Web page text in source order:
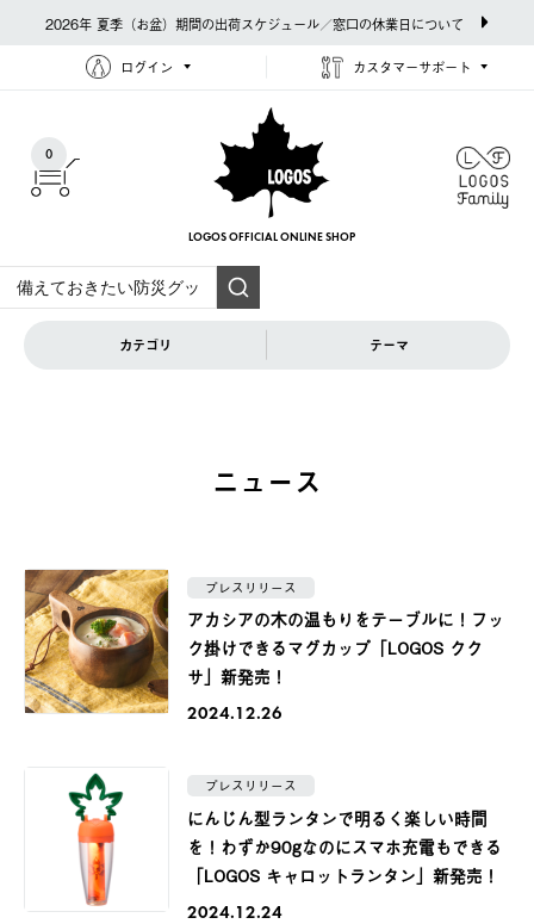
2026年 夏季（お盆）期間の出荷スケジュール／窓口の休業日について
ログイン カスタマーサポート
0
LOGOS OFFICIAL ONLINE SHOP
カテゴリ テーマ
ニュース
プレスリリース
アカシアの木の温もりをテーブルに！フッ
ク掛けできるマグカップ「LOGOS クク
サ」新発売！
2024.12.26
プレスリリース
にんじん型ランタンで明るく楽しい時間
を！わずか90gなのにスマホ充電もできる
「LOGOS キャロットランタン」新発売！
2024.12.24